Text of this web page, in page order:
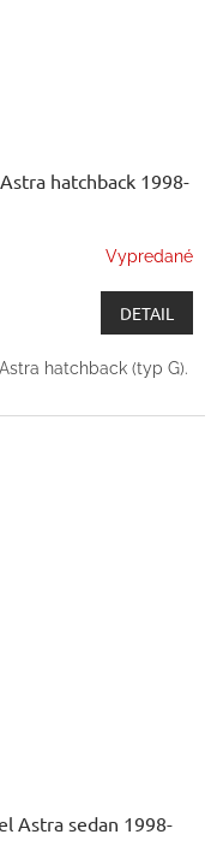
hatchback 1998-
Vypredané
DETAIL
hatchback (typ G).
Astra sedan 1998-